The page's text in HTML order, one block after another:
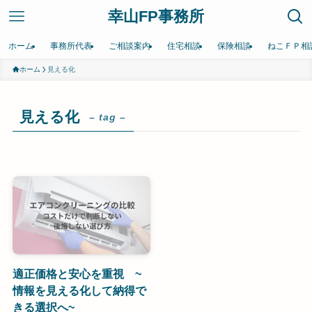
幸山FP事務所
ホーム 事務所代表 ご相談案内 住宅相談 保険相談 ねこＦＰ相
ホーム 見える化
見える化 – tag –
適正価格と安心を重視 ~
情報を見える化して納得で
きる選択へ~